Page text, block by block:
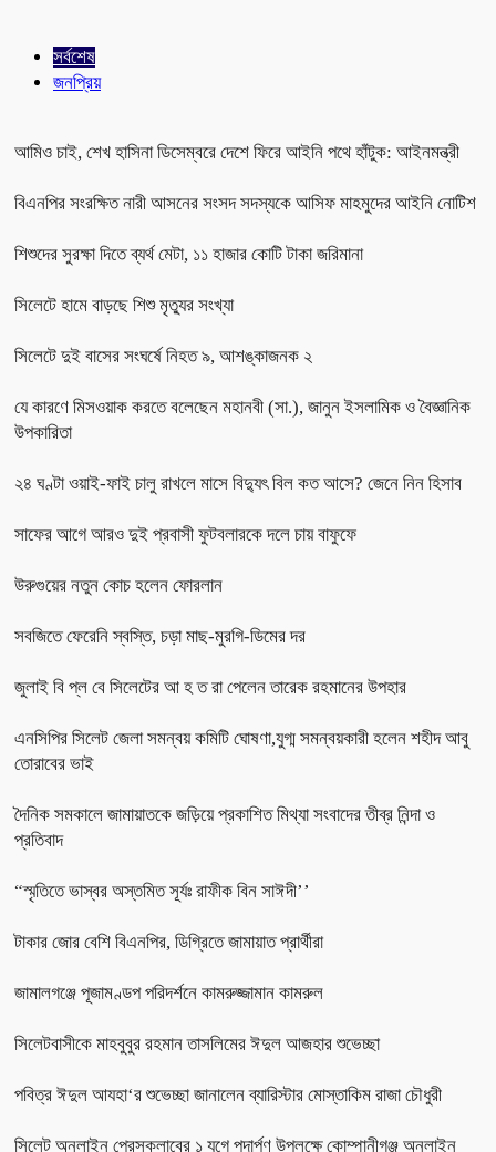
সর্বশেষ
জনপ্রিয়
আমিও চাই, শেখ হাসিনা ডিসেম্বরে দেশে ফিরে আইনি পথে হাঁটুক: আইনমন্ত্রী
বিএনপির সংরক্ষিত নারী আসনের সংসদ সদস্যকে আসিফ মাহমুদের আইনি নোটিশ
শিশুদের সুরক্ষা দিতে ব্যর্থ মেটা, ১১ হাজার কোটি টাকা জরিমানা
সিলেটে হামে বাড়ছে শিশু মৃত্যুর সংখ্যা
সিলেটে দুই বাসের সংঘর্ষে নিহত ৯, আশঙ্কাজনক ২
যে কারণে মিসওয়াক করতে বলেছেন মহানবী (সা.), জানুন ইসলামিক ও বৈজ্ঞানিক
উপকারিতা
২৪ ঘণ্টা ওয়াই-ফাই চালু রাখলে মাসে বিদ্যুৎ বিল কত আসে? জেনে নিন হিসাব
সাফের আগে আরও দুই প্রবাসী ফুটবলারকে দলে চায় বাফুফে
উরুগুয়ের নতুন কোচ হলেন ফোরলান
সবজিতে ফেরেনি স্বস্তি, চড়া মাছ-মুরগি-ডিমের দর
জুলাই বি প্ল বে সিলেটের আ হ ত রা পেলেন তারেক রহমানের উপহার
এনসিপির সিলেট জেলা সমন্বয় কমিটি ঘোষণা,যুগ্ম সমন্বয়কারী হলেন শহীদ আবু
তোরাবের ভাই
দৈনিক সমকালে জামায়াতকে জড়িয়ে প্রকাশিত মিথ্যা সংবাদের তীব্র নিন্দা ও
প্রতিবাদ
“স্মৃতিতে ভাস্বর অস্তমিত সূর্যঃ রাফীক বিন সাঈদী’’
টাকার জোর বেশি বিএনপির, ডিগ্রিতে জামায়াত প্রার্থীরা
জামালগঞ্জে পূজামণ্ডপ পরিদর্শনে কামরুজ্জামান কামরুল
সিলেটবাসীকে মাহবুবুর রহমান তাসলিমের ঈদুল আজহার শুভেচ্ছা
পবিত্র ঈদুল আযহা‘র শুভেচ্ছা জানালেন ব্যারিস্টার মোস্তাকিম রাজা চৌধুরী
সিলেট অনলাইন প্রেসক্লাবের ১ যুগে পদার্পণ উপলক্ষে কোম্পানীগঞ্জ অনলাইন